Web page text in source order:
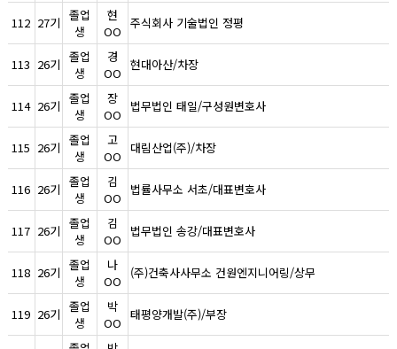
112 27기 졸업
생
현
OO
주식회사 기술법인 정평
113 26기 졸업
생
경
OO
현대아산/차장
114 26기 졸업
생
장
OO
법무법인 태일/구성원변호사
115 26기 졸업
생
고
OO
대림산업(주)/차장
116 26기 졸업
생
김
OO
법률사무소 서초/대표변호사
117 26기 졸업
생
김
OO
법무법인 송강/대표변호사
118 26기 졸업
생
나
OO
(주)건축사사무소 건원엔지니어링/상무
119 26기 졸업
생
박
OO
태평양개발(주)/부장